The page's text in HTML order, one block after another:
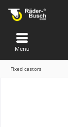
Menu
Fixed castors